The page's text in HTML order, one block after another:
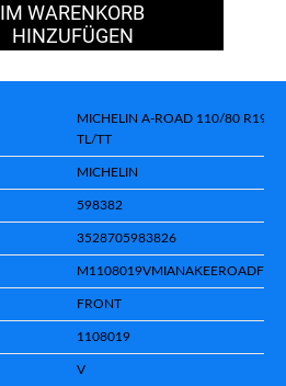
IM WARENKORB
HINZUFÜGEN
MICHELIN A-ROAD 110/80 R19
TL/TT
MICHELIN
598382
3528705983826
M1108019VMIANAKEEROADF
FRONT
1108019
V